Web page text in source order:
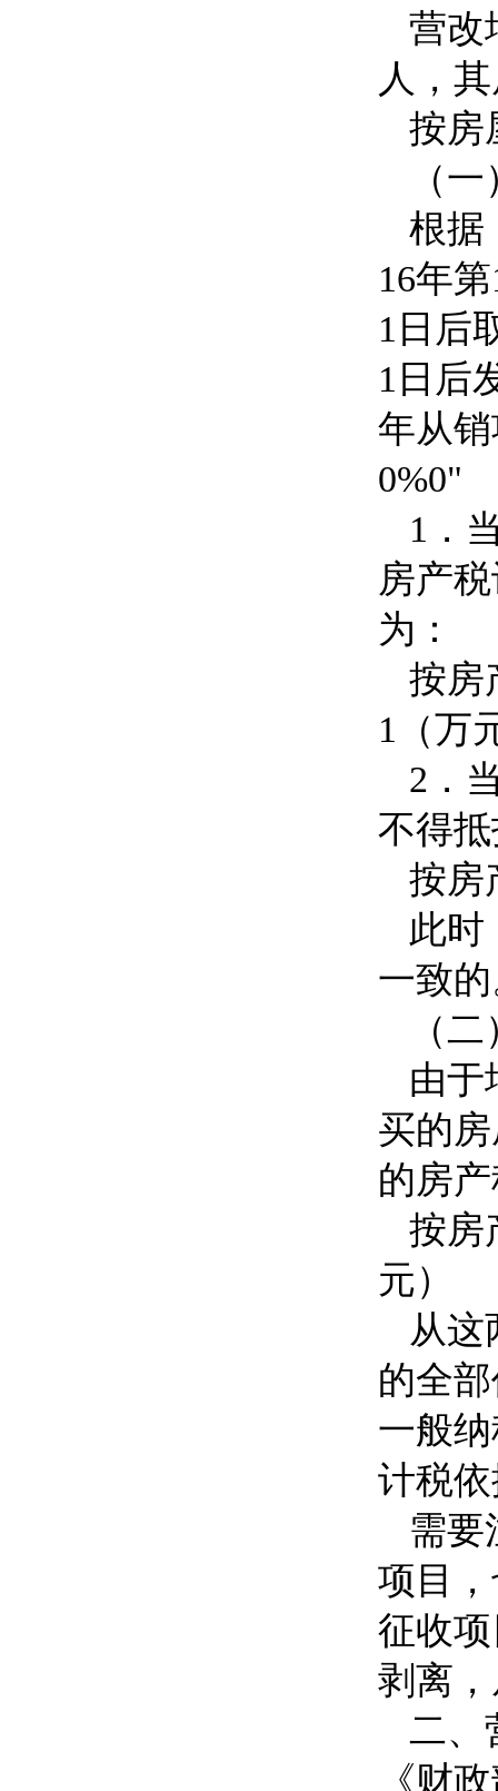
营改
人，
按房
（
根据
16年第
1 日后
1 日后
年从
0%0"
1 ．
房产
为：
按房
1
（万
2 ．
不得
按房
此时
一致
（
由于
买的
的房
按房
元）
从这
的全
一般
计税
需要
项目
征收
剥离
二、
《财